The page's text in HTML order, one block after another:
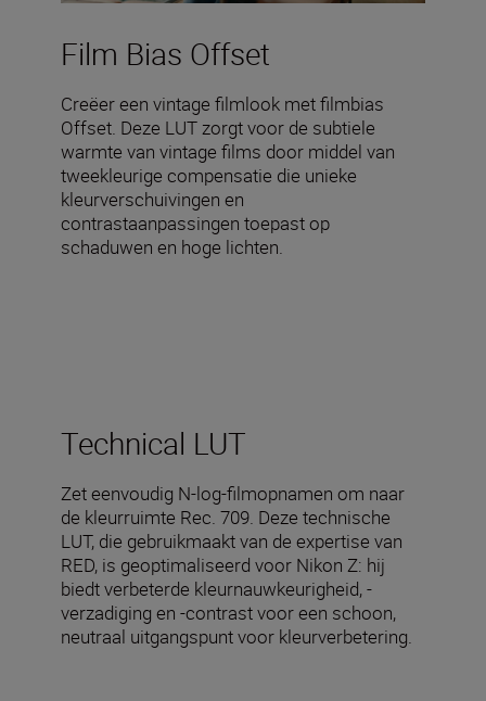
Film Bias Offset
Creëer een vintage filmlook met filmbias
Offset. Deze LUT zorgt voor de subtiele
warmte van vintage films door middel van
tweekleurige compensatie die unieke
kleurverschuivingen en
contrastaanpassingen toepast op
schaduwen en hoge lichten.
Technical LUT
Zet eenvoudig N-log-filmopnamen om naar
de kleurruimte Rec. 709. Deze technische
LUT, die gebruikmaakt van de expertise van
RED, is geoptimaliseerd voor Nikon Z: hij
biedt verbeterde kleurnauwkeurigheid, -
verzadiging en -contrast voor een schoon,
neutraal uitgangspunt voor kleurverbetering.